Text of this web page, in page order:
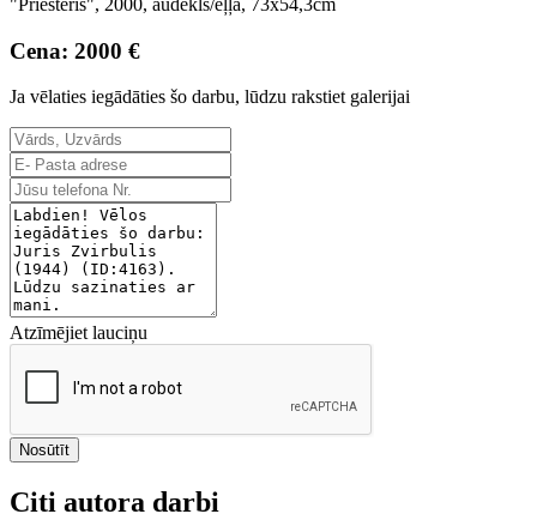
Cena: 2000 €
Ja vēlaties iegādāties šo darbu, lūdzu rakstiet galerijai
Atzīmējiet lauciņu
Nosūtīt
Citi autora darbi